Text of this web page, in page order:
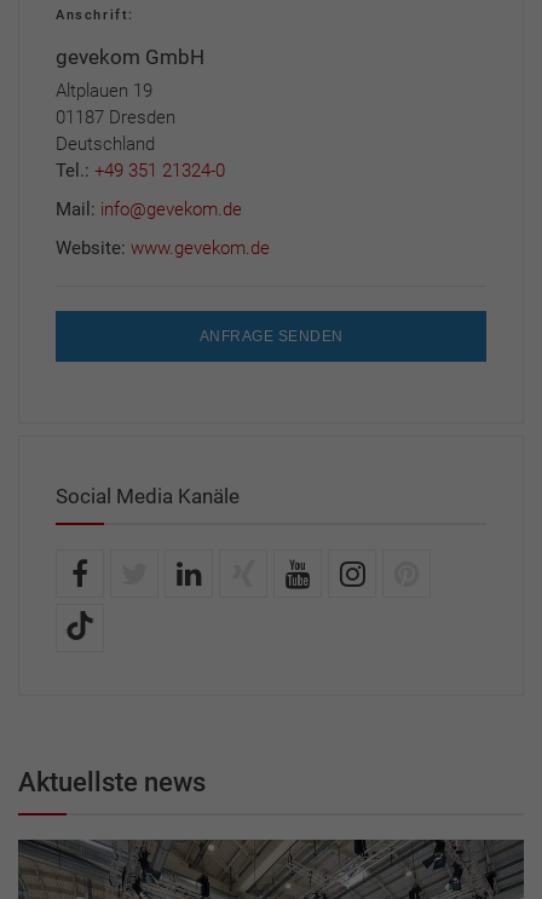
Anschrift:
gevekom GmbH
Altplauen 19
01187 Dresden
Deutschland
Tel.: +49 351 21324-0
Mail: info@gevekom.de
Website: www.gevekom.de
ANFRAGE SENDEN
Social Media Kanäle
Aktuellste news